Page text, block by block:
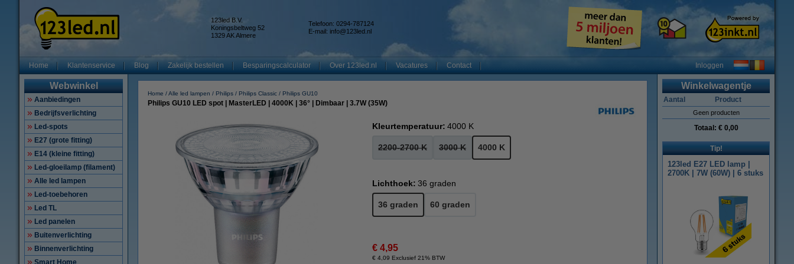
123led B.V.
Koningsbeltweg 52
1329 AK Almere
Telefoon: 0294-787124
E-mail: info@123led.nl
Home Klantenservice Blog Zakelijk bestellen Besparingscalculator Over 123led.nl Vacatures Contact Inloggen
Webwinkel
Aanbiedingen
Bedrijfsverlichting
Led-spots
E27 (grote fitting)
E14 (kleine fitting)
Led-gloeilamp (filament)
Alle led lampen
Led-toebehoren
Led TL
Led panelen
Buitenverlichting
Binnenverlichting
Smart Home
Home Alle led lampen Philips Philips Classic Philips GU10
Philips GU10 LED spot | MasterLED | 4000K | 36° | Dimbaar | 3.7W (35W)
Kleurtemperatuur: 4000 K
2200-2700 K 3000 K 4000 K
Lichthoek: 36 graden
36 graden 60 graden
€ 4,95
€ 4,09 Exclusief 21% BTW
Winkelwagentje
Aantal Product
Geen producten
Totaal: € 0,00
Tip!
123led E27 LED lamp |
2700K | 7W (60W) | 6 stuks